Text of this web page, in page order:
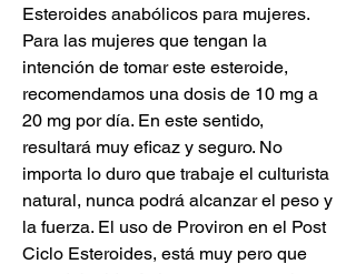
Esteroides anabólicos para mujeres.
Para las mujeres que tengan la
intención de tomar este esteroide,
recomendamos una dosis de 10 mg a
20 mg por día. En este sentido,
resultará muy eficaz y seguro. No
importa lo duro que trabaje el culturista
natural, nunca podrá alcanzar el peso y
la fuerza. El uso de Proviron en el Post
Ciclo Esteroides, está muy pero que